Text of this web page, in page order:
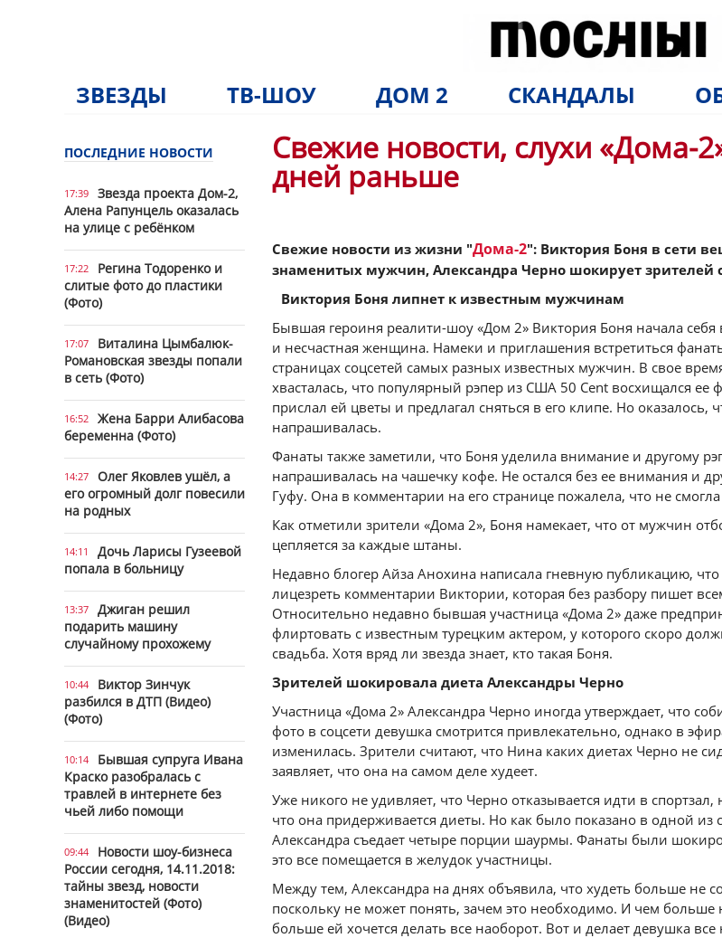
ЗВЕЗДЫ ТВ-ШОУ ДОМ 2 СКАНДАЛЫ
ПОСЛЕДНИЕ НОВОСТИ
17:39
Звезда проекта Дом-2,
Алена Рапунцель оказалась
на улице с ребёнком
17:22
Регина Тодоренко и
слитые фото до пластики
(Фото)
17:07
Виталина Цымбалюк-
Романовская звезды попали
в сеть (Фото)
16:52
Жена Барри Алибасова
беременна (Фото)
14:27
Олег Яковлев ушёл, а
его огромный долг повесили
на родных
14:11
Дочь Ларисы Гузеевой
попала в больницу
13:37
Джиган решил
подарить машину
случайному прохожему
10:44
Виктор Зинчук
разбился в ДТП (Видео)
(Фото)
10:14
Бывшая супруга Ивана
Краско разобралась с
травлей в интернете без
чьей либо помощи
09:44
Новости шоу-бизнеса
России сегодня, 14.11.2018:
тайны звезд, новости
знаменитостей (Фото)
(Видео)
Свежие новости, слухи «Дома-
дней раньше
Свежие новости из жизни "Дома-2": Виктория Боня в сети
знаменитых мужчин, Александра Черно шокирует зрителей
Виктория Боня липнет к известным мужчинам
Бывшая героиня реалити-шоу «Дом 2» Виктория Боня начала себя
и несчастная женщина. Намеки и приглашения встретиться
страницах соцсетей самых разных известных мужчин. В свое
хвасталась, что популярный рэпер из США 50 Cent восхищался ее
прислал ей цветы и предлагал сняться в его клипе. Но оказалось,
напрашивалась.
Фанаты также заметили, что Боня уделила внимание и другому
напрашивалась на чашечку кофе. Не остался без ее внимания и
Гуфу. Она в комментарии на его странице пожалела, что не смогла
Как отметили зрители «Дома 2», Боня намекает, что от мужчин
цепляется за каждые штаны.
Недавно блогер Айза Анохина написала гневную публикацию,
лицезреть комментарии Виктории, которая без разбору пишет
Относительно недавно бывшая участница «Дома 2» даже
флиртовать с известным турецким актером, у которого скоро
свадьба. Хотя вряд ли звезда знает, кто такая Боня.
Зрителей шокировала диета Александры Черно
Участница «Дома 2» Александра Черно иногда утверждает, что
фото в соцсети девушка смотрится привлекательно, однако в
изменилась. Зрители считают, что Нина каких диетах Черно не
заявляет, что она на самом деле худеет.
Уже никого не удивляет, что Черно отказывается идти в
что она придерживается диеты. Но как было показано в одной из
Александра съедает четыре порции шаурмы. Фанаты были
это все помещается в желудок участницы.
Между тем, Александра на днях объявила, что худеть больше не
поскольку не может понять, зачем это необходимо. И чем больше
больше ей хочется делать все наоборот. Вот и делает девушка все